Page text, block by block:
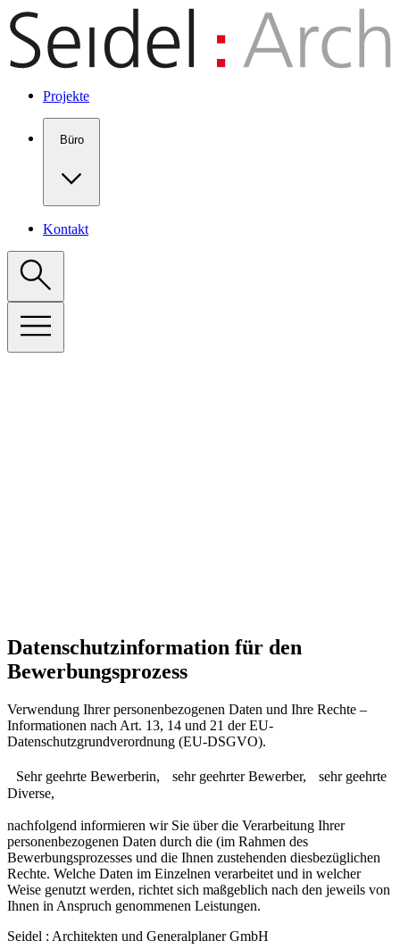
Show keyboard shortcuts
Projekte
Büro
Kontakt
Datenschutzinformation für den
Bewerbungsprozess
Verwendung Ihrer personenbezogenen Daten und Ihre Rechte –
Informationen nach Art. 13, 14 und 21 der EU-
Datenschutzgrundverordnung (EU-DSGVO).
Sehr geehrte Bewerberin, sehr geehrter Bewerber, sehr geehrte
Diverse,
nachfolgend informieren wir Sie über die Verarbeitung Ihrer
personenbezogenen Daten durch die (im Rahmen des
Bewerbungsprozesses und die Ihnen zustehenden diesbezüglichen
Rechte. Welche Daten im Einzelnen verarbeitet und in welcher
Weise genutzt werden, richtet sich maßgeblich nach den jeweils von
Ihnen in Anspruch genommenen Leistungen.
Seidel : Architekten und Generalplaner GmbH